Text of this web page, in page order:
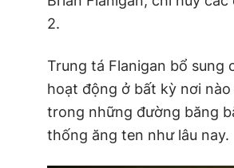
2.
Trung tá Flanigan bổ sung
hoạt động ở bất kỳ nơi
trong những đường băng
thống ăng ten như lâu nay.